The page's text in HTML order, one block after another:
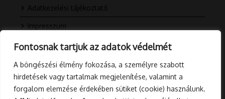
Fontosnak tartjuk az adatok védelmét
A böngészési élmény fokozása, a személyre szabott
hirdetések vagy tartalmak megjelenítése, valamint a
forgalom elemzése érdekében sütiket (cookie) használunk.
Adatkezelési tájékoztató
Impresszum
Kapcsolat
Rólunk
Blog